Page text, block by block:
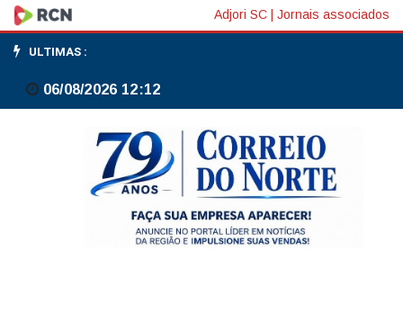
CNU2:
publicada
classificação
aprovados
Adjori SC Jornais associados
ULTIMAS :
06/08/2026 12:12